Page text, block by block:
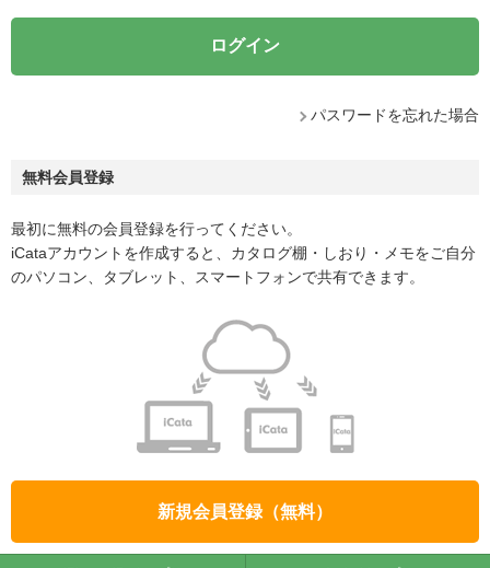
パスワードを忘れた場合
無料会員登録
最初に無料の会員登録を行ってください。
iCataアカウントを作成すると、カタログ棚・しおり・メモをご自分
のパソコン、タブレット、スマートフォンで共有できます。
新規会員登録（無料）